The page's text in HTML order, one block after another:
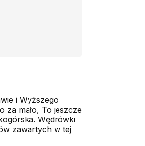
i Wyższego
za mało, To jeszcze
Wędrówki
zawartych w tej